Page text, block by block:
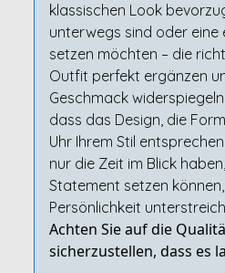
klassischen Look
unterwegs sind oder
setzen möchten – die
Outfit perfekt ergänzen
Geschmack
dass das Design, die
Uhr Ihrem Stil
nur die Zeit im Blick
Statement setzen
Persönlichkeit
Achten Sie auf die
sicherzustellen, dass es